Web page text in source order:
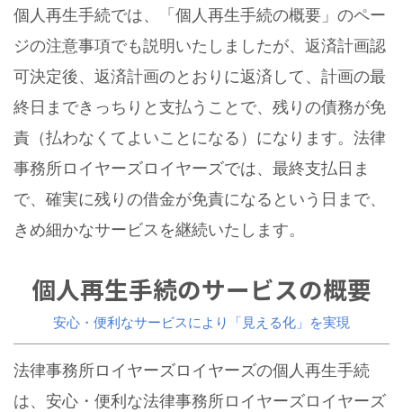
個人再生手続では、「個人再生手続の概要」のペー
ジの注意事項でも説明いたしましたが、返済計画認
可決定後、返済計画のとおりに返済して、計画の最
終日まできっちりと支払うことで、残りの債務が免
責（払わなくてよいことになる）になります。法律
事務所ロイヤーズロイヤーズでは、最終支払日ま
で、確実に残りの借金が免責になるという日まで、
きめ細かなサービスを継続いたします。
個人再生手続のサービスの概要
安心・便利なサービスにより「見える化」を実現
法律事務所ロイヤーズロイヤーズの個人再生手続
は、安心・便利な法律事務所ロイヤーズロイヤーズ